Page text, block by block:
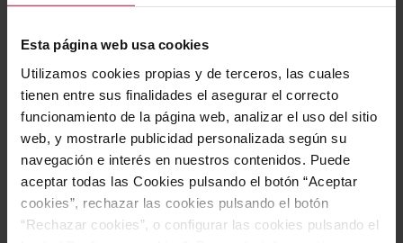
Esta página web usa cookies
Utilizamos cookies propias y de terceros, las cuales
tienen entre sus finalidades el asegurar el correcto
funcionamiento de la página web, analizar el uso del sitio
web, y mostrarle publicidad personalizada según su
navegación e interés en nuestros contenidos. Puede
aceptar todas las Cookies pulsando el botón “Aceptar
cookies”, rechazar las cookies pulsando el botón
“Rechazar cookies”, o configurar las cookies pulsando el
Gastronomía
Destaca por su gran versatilidad, siendo ideal para
acompañar una comida completa, desde el inicio hasta
el final. Una excelente recomendación es disfrutarlo
junto a un gallo del Penedès, cuya carne fibrosa,
consistente y de sabor excepcional realza la experiencia